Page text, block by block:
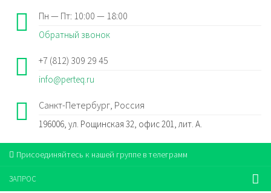
Пн — Пт: 10:00 — 18:00
Обратный звонок
+7 (812) 309 29 45
info@perteq.ru
Санкт-Петербург, Россия
196006, ул. Рощинская 32, офис 201, лит. А.
Присоединяйтесь к нашей группе в телеграмм
ЗАПРОС